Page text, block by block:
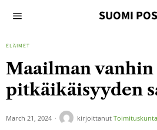
SUOMI
ELÄIMET
Maailman vanhin
pitkäikäisyyden
March 21, 2024 kirjoittanut Toimituskunta